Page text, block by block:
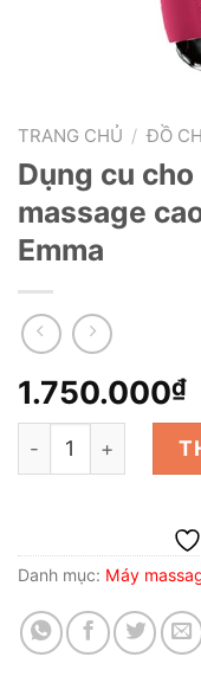
TRANG CHỦ / ĐỒ
Dụng cu
massage
Emma
1.750.000₫
Dụng cu cho nữ
Danh mục: Máy